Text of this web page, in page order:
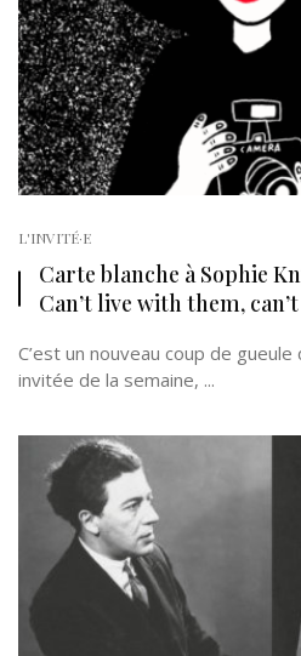
L'INVITÉ·E
Carte blanche à Sophie
Can’t live with them,
C’est un nouveau coup de
invitée de la semaine, ...